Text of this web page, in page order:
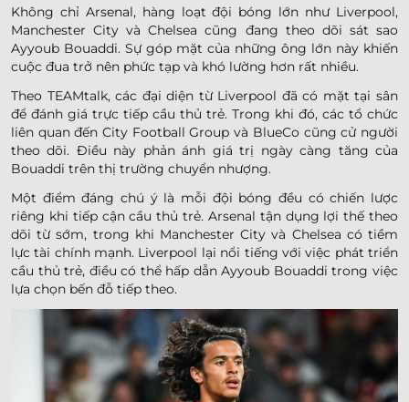
Không chỉ Arsenal, hàng loạt đội bóng lớn như Liverpool,
Manchester City và Chelsea cũng đang theo dõi sát sao
Ayyoub Bouaddi. Sự góp mặt của những ông lớn này khiến
cuộc đua trở nên phức tạp và khó lường hơn rất nhiều.
Theo TEAMtalk, các đại diện từ Liverpool đã có mặt tại sân
để đánh giá trực tiếp cầu thủ trẻ. Trong khi đó, các tổ chức
liên quan đến City Football Group và BlueCo cũng cử người
theo dõi. Điều này phản ánh giá trị ngày càng tăng của
Bouaddi trên thị trường chuyển nhượng.
Một điểm đáng chú ý là mỗi đội bóng đều có chiến lược
riêng khi tiếp cận cầu thủ trẻ. Arsenal tận dụng lợi thế theo
dõi từ sớm, trong khi Manchester City và Chelsea có tiềm
lực tài chính mạnh. Liverpool lại nổi tiếng với việc phát triển
cầu thủ trẻ, điều có thể hấp dẫn Ayyoub Bouaddi trong việc
lựa chọn bến đỗ tiếp theo.